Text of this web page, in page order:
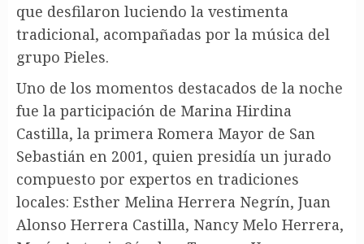
que desfilaron luciendo la vestimenta
tradicional, acompañadas por la música del
grupo Pieles.
Uno de los momentos destacados de la noche
fue la participación de Marina Hirdina
Castilla, la primera Romera Mayor de San
Sebastián en 2001, quien presidía un jurado
compuesto por expertos en tradiciones
locales: Esther Melina Herrera Negrín, Juan
Alonso Herrera Castilla, Nancy Melo Herrera,